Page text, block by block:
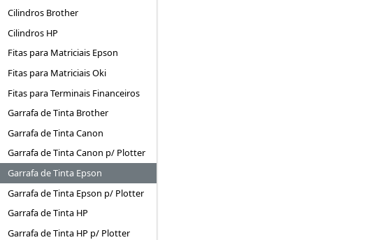
Cilindros Brother
Cilindros HP
Fitas para Matriciais Epson
Fitas para Matriciais Oki
Fitas para Terminais Financeiros
Garrafa de Tinta Brother
Garrafa de Tinta Canon
Garrafa de Tinta Canon p/ Plotter
Garrafa de Tinta Epson
Garrafa de Tinta Epson p/ Plotter
Garrafa de Tinta HP
Garrafa de Tinta HP p/ Plotter